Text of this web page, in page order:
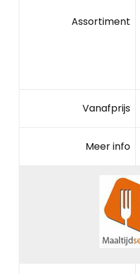
Assortiment
Vanafprijs
Meer info